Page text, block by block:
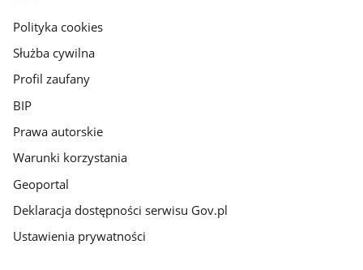
gov.pl
Polityka cookies
Służba cywilna
Profil zaufany
BIP
Prawa autorskie
Warunki korzystania
Geoportal
Deklaracja dostępności serwisu Gov.pl
Ustawienia prywatności